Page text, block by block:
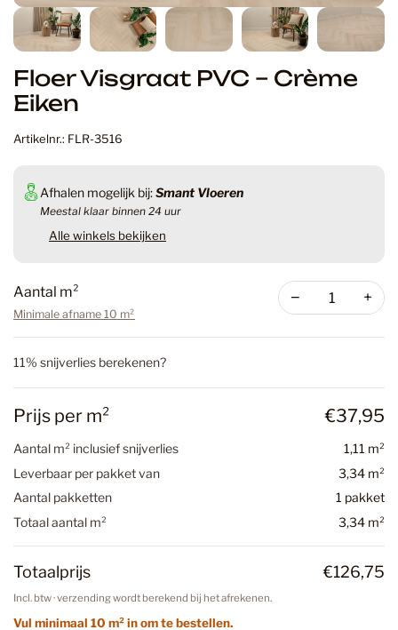
Floer Visgraat PVC – Crème
Eiken
Artikelnr.: FLR-3516
Afhalen mogelijk bij:Smant Vloeren
Meestal klaar binnen 24 uur
Alle winkels bekijken
Aantal m²
Minimale afname 10 m²
− +
11% snijverlies berekenen?
Prijs per m² €37,95
Aantal m² inclusief snijverlies
1,11 m²
Leverbaar per pakket van
3,34 m²
Aantal pakketten
1 pakket
Totaal aantal m²
3,34 m²
Totaalprijs €126,75
Incl. btw · verzending wordt berekend bij het afrekenen.
Vul minimaal 10 m² in om te bestellen.